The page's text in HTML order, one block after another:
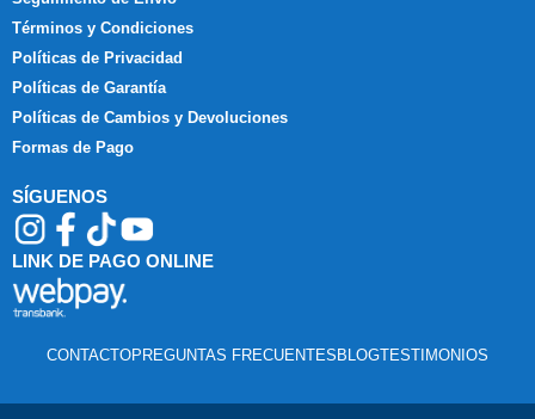
Términos y Condiciones
Políticas de Privacidad
Políticas de Garantía
Políticas de Cambios y Devoluciones
Formas de Pago
SÍGUENOS
LINK DE PAGO ONLINE
CONTACTOPREGUNTAS FRECUENTES BLOGTESTIMONIOS